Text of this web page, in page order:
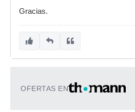
Gracias.
OFERTAS EN